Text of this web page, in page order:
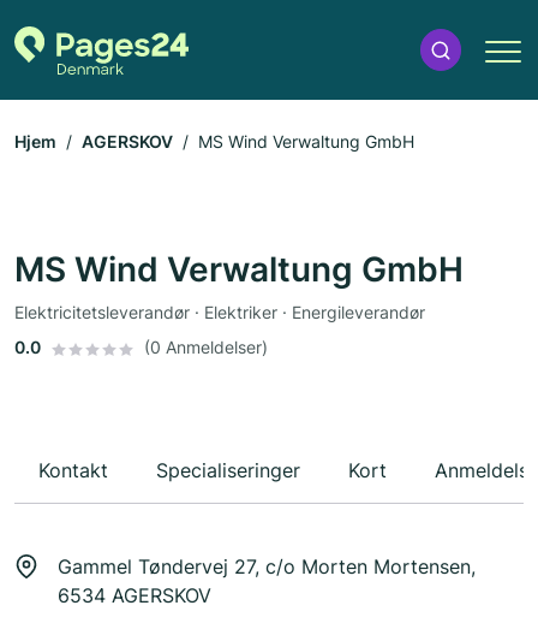
Hjem AGERSKOV MS Wind Verwaltung GmbH
MS Wind Verwaltung GmbH
Elektricitetsleverandør · Elektriker · Energileverandør
0.0
(0 Anmeldelser)
Kontakt Specialiseringer Kort
Gammel Tøndervej 27, c/o Morten Mortensen,
6534 AGERSKOV